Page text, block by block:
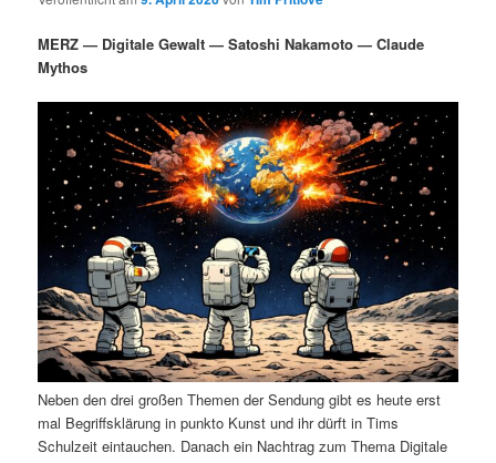
m
r
n
I
n
h
a
u
d
r
e
n
I
n
n
a
MERZ — Digitale Gewalt — Satoshi Nakamoto — Claude
Mythos
Neben den drei großen Themen der Sendung gibt es heute erst
mal Begriffsklärung in punkto Kunst und ihr dürft in Tims
Schulzeit eintauchen. Danach ein Nachtrag zum Thema Digitale